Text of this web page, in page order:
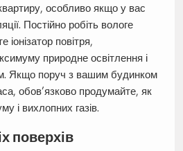
особливо якщо у вас
Постійно робіть вологе
повітря,
природне освітлення і
Якщо поруч з вашим будинком
обов’язково продумайте, як
і вихлопних газів.
поверхів